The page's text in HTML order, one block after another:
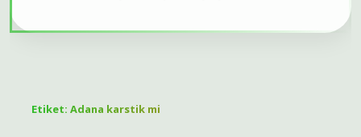
Etiket: Adana karstik mi